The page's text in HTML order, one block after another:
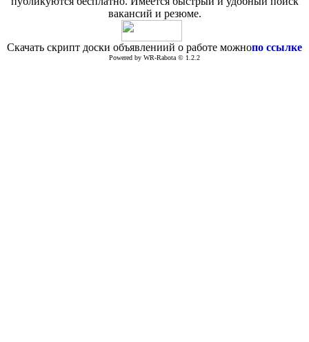
вакансий и резюме.
Скачать скрипт доски объявлениий о работе можнопо ссылке
Powered by WR-Rabota © 1.2.2